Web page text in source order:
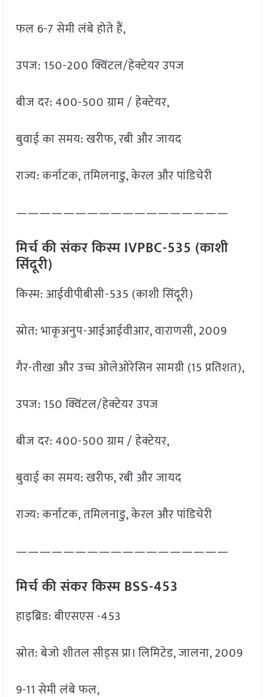
फल 6-7 सेमी लंबे होते हैं,
उपज: 150-200 क्विंटल/हेक्टेयर उपज
बीज दर: 400-500 ग्राम / हेक्टेयर,
बुवाई का समय: खरीफ, रबी और जायद
राज्य: कर्नाटक, तमिलनाडु, केरल और पांडिचेरी
——————————————————
मिर्च की संकर किस्म IVPBC-535 (काशी
सिंदूरी)
किस्म: आईवीपीबीसी-535 (काशी सिंदूरी)
स्रोत: भाकृअनुप-आईआईवीआर, वाराणसी, 2009
गैर-तीखा और उच्च ओलेओरेसिन सामग्री (15 प्रतिशत),
उपज: 150 क्विंटल/हेक्टेयर उपज
बीज दर: 400-500 ग्राम / हेक्टेयर,
बुवाई का समय: खरीफ, रबी और जायद
राज्य: कर्नाटक, तमिलनाडु, केरल और पांडिचेरी
——————————————————
मिर्च की संकर किस्म BSS-453
हाइब्रिड: बीएसएस -453
स्रोत: बेजो शीतल सीड्स प्रा। लिमिटेड, जालना, 2009
9-11 सेमी लंबे फल,